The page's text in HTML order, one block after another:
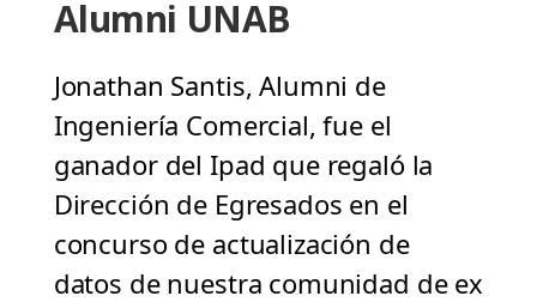
Alumni UNAB
Jonathan Santis, Alumni de
Ingeniería Comercial, fue el
ganador del Ipad que regaló la
Dirección de Egresados en el
concurso de actualización de
datos de nuestra comunidad de ex